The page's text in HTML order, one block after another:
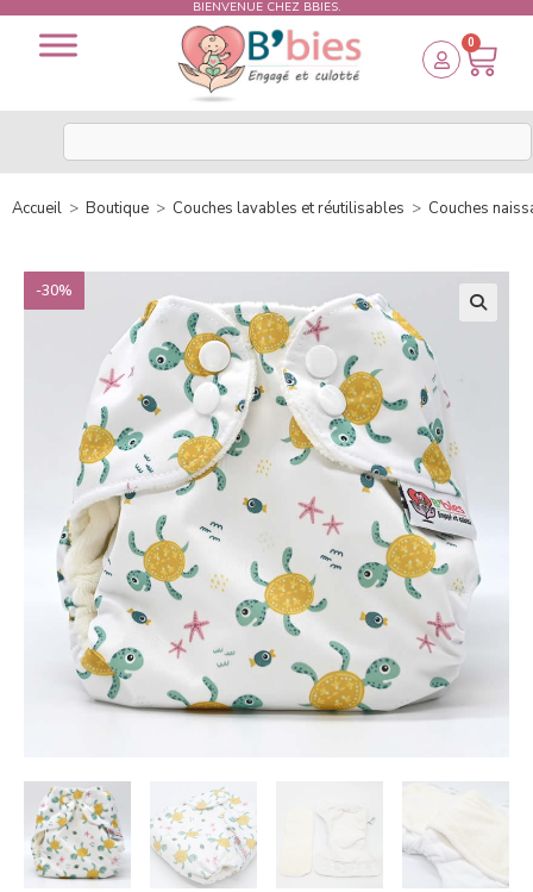
BIENVENUE CHEZ BBIES.
0
Accueil > Boutique > Couches lavables et réutilisables > Couches
-30%